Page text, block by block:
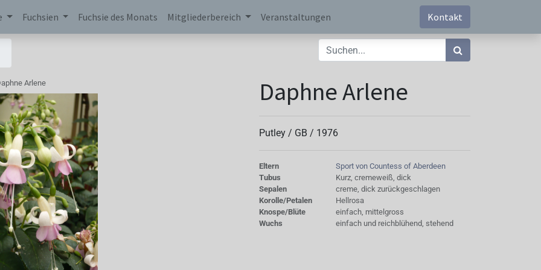
Fuchsien Fuchsie des Monats Mitgliederbereich Veranstaltungen Kontakt
Arlene Daphne Arlene
Putley / GB / 1976
Eltern
Sport von Countess of Aberdeen
Tubus
Kurz, cremeweiß, dick
Sepalen
creme, dick zurückgeschlagen
Korolle/Petalen
Hellrosa
Knospe/Blüte
einfach, mittelgross
Wuchs
einfach und reichblühend, stehend